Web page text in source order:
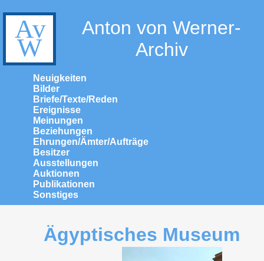
Anton von Werner-
Archiv
Neuigkeiten
Bilder
Briefe/Texte/Reden
Ereignisse
Meinungen
Beziehungen
Ehrungen/Ämter/Aufträge
Besitzer
Ausstellungen
Auktionen
Publikationen
Sonstiges
Ägyptisches Museum